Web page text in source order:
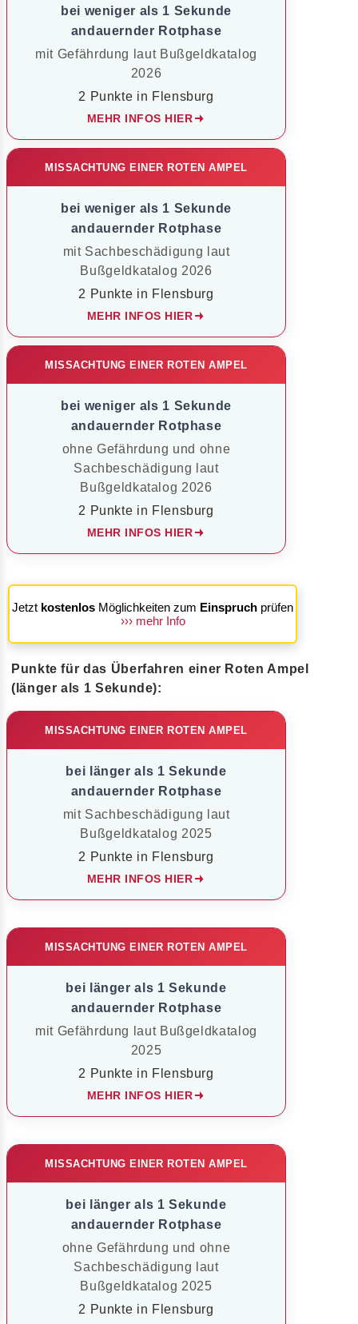
bei weniger als 1 Sekunde
andauernder Rotphase
mit Gefährdung laut Bußgeldkatalog
2026
2 Punkte in Flensburg
MEHR INFOS HIER
MISSACHTUNG EINER ROTEN AMPEL
bei weniger als 1 Sekunde
andauernder Rotphase
mit Sachbeschädigung laut
Bußgeldkatalog 2026
2 Punkte in Flensburg
MEHR INFOS HIER
MISSACHTUNG EINER ROTEN AMPEL
bei weniger als 1 Sekunde
andauernder Rotphase
ohne Gefährdung und ohne
Sachbeschädigung laut
Bußgeldkatalog 2026
2 Punkte in Flensburg
MEHR INFOS HIER
Jetzt kostenlos Möglichkeiten zum Einspruch prüfen
››› mehr Info
Punkte für das Überfahren einer Roten Ampel
(länger als 1 Sekunde):
MISSACHTUNG EINER ROTEN AMPEL
bei länger als 1 Sekunde
andauernder Rotphase
mit Sachbeschädigung laut
Bußgeldkatalog 2025
2 Punkte in Flensburg
MEHR INFOS HIER
MISSACHTUNG EINER ROTEN AMPEL
bei länger als 1 Sekunde
andauernder Rotphase
mit Gefährdung laut Bußgeldkatalog
2025
2 Punkte in Flensburg
MEHR INFOS HIER
MISSACHTUNG EINER ROTEN AMPEL
bei länger als 1 Sekunde
andauernder Rotphase
ohne Gefährdung und ohne
Sachbeschädigung laut
Bußgeldkatalog 2025
2 Punkte in Flensburg